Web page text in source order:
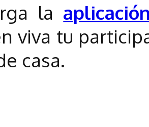
la
viva tu
casa.